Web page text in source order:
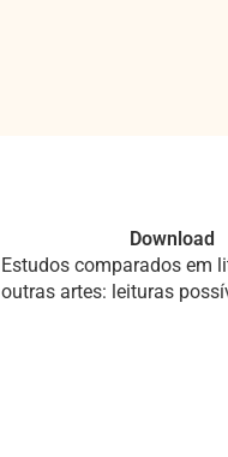
Download
Estudos comparados em
outras artes: leituras